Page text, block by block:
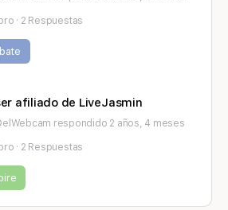
· 2 Respuestas
afiliado de LiveJasmin
respondido 2 años, 4 meses
· 2 Respuestas